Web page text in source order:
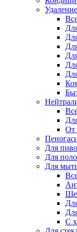
От
Для
Для
Для
С